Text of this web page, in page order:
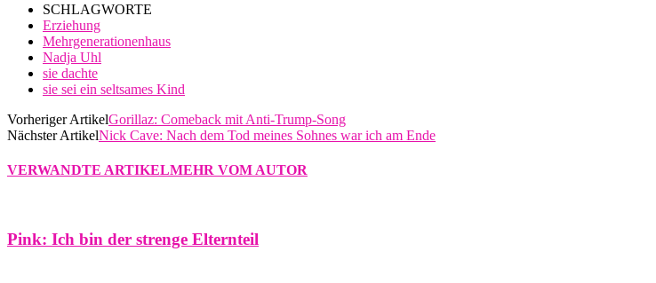
SCHLAGWORTE
Erziehung
Mehrgenerationenhaus
Nadja Uhl
sie dachte
sie sei ein seltsames Kind
Vorheriger ArtikelGorillaz: Comeback mit Anti-Trump-Song
Nächster ArtikelNick Cave: Nach dem Tod meines Sohnes war ich am Ende
VERWANDTE ARTIKELMEHR VOM AUTOR
Pink: Ich bin der strenge Elternteil